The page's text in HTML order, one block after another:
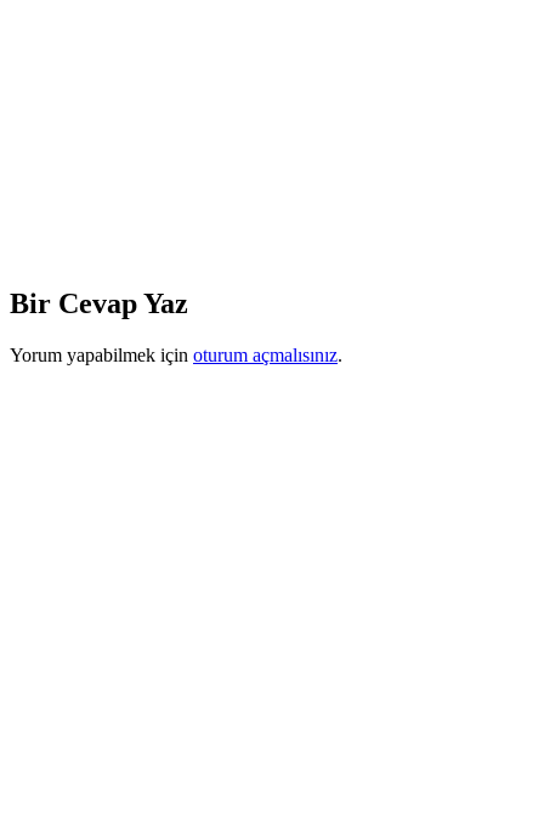
Bir Cevap Yaz
Yorum yapabilmek için oturum açmalısınız.